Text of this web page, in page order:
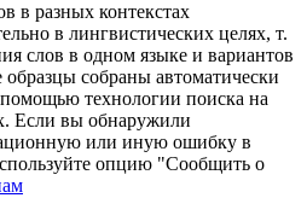
в разных контекстах
в лингвистических целях, т.
слов в одном языке и вариантов
собраны автоматически
технологии поиска на
Если вы обнаружили
или иную ошибку в
опцию "Сообщить о